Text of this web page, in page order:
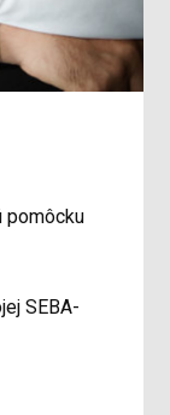
pomôcku
SEBA-